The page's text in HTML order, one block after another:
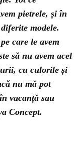
pietrele, și în
modele.
care le avem
să nu avem acel
cu culorile și
nu mă pot
vacanță sau
Concept.